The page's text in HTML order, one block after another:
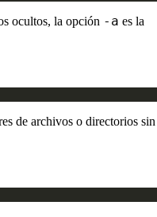
ocultos, la opción -a es la
de archivos o directorios sin